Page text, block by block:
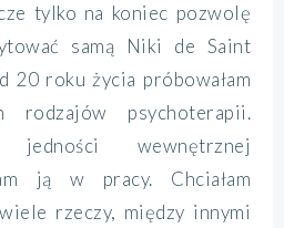
tylko na koniec pozwolę
samą Niki de Saint
20 roku życia próbowałam
rodzajów psychoterapii.
jedności wewnętrznej
ją w pracy. Chciałam
rzeczy, między innymi